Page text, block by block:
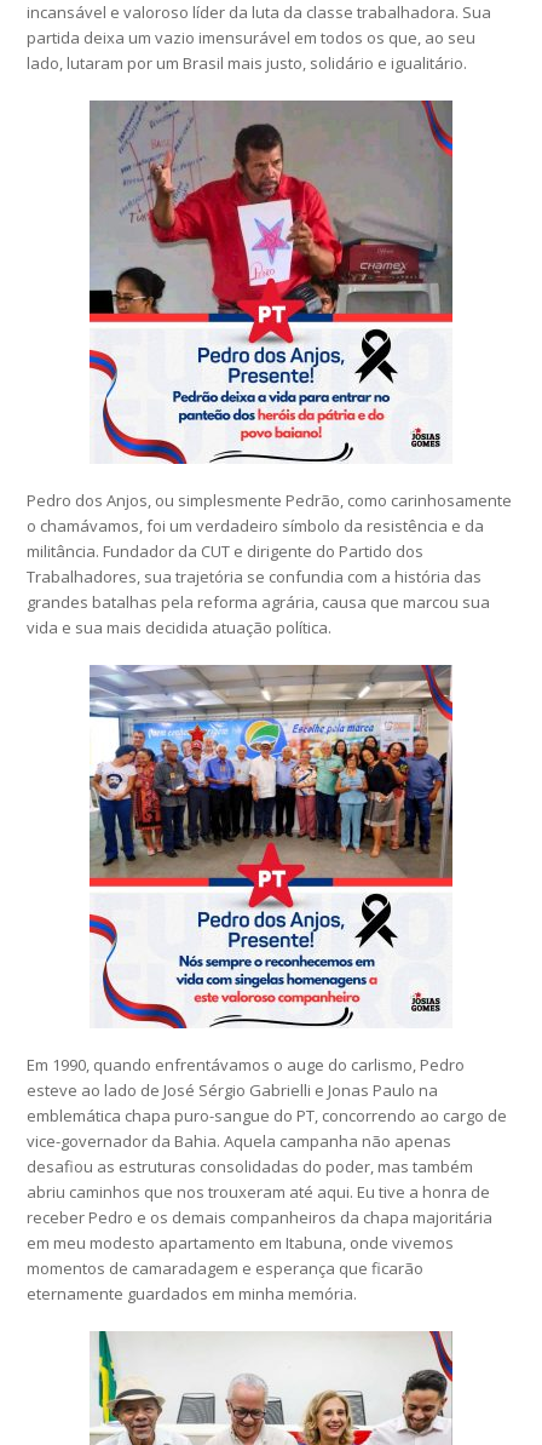
incansável e valoroso líder da luta da classe trabalhadora. Sua
partida deixa um vazio imensurável em todos os que, ao seu
lado, lutaram por um Brasil mais justo, solidário e igualitário.
Pedro dos Anjos, ou simplesmente Pedrão, como carinhosamente
o chamávamos, foi um verdadeiro símbolo da resistência e da
militância. Fundador da CUT e dirigente do Partido dos
Trabalhadores, sua trajetória se confundia com a história das
grandes batalhas pela reforma agrária, causa que marcou sua
vida e sua mais decidida atuação política.
Em 1990, quando enfrentávamos o auge do carlismo, Pedro
esteve ao lado de José Sérgio Gabrielli e Jonas Paulo na
emblemática chapa puro-sangue do PT, concorrendo ao cargo de
vice-governador da Bahia. Aquela campanha não apenas
desafiou as estruturas consolidadas do poder, mas também
abriu caminhos que nos trouxeram até aqui. Eu tive a honra de
receber Pedro e os demais companheiros da chapa majoritária
em meu modesto apartamento em Itabuna, onde vivemos
momentos de camaradagem e esperança que ficarão
eternamente guardados em minha memória.